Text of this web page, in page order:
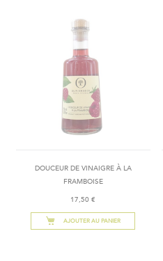
DOUCEUR DE VINAIGRE À LA
FRAMBOISE
17,50 €
AJOUTER AU PANIER